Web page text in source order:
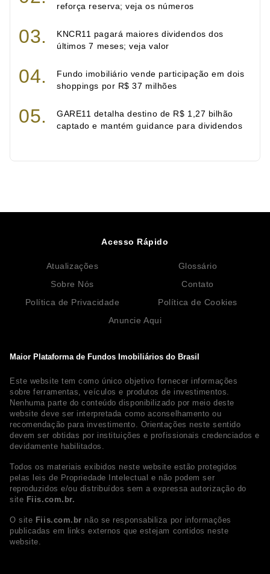
reforça reserva; veja os números
KNCR11 pagará maiores dividendos dos
últimos 7 meses; veja valor
Fundo imobiliário vende participação em dois
shoppings por R$ 37 milhões
GARE11 detalha destino de R$ 1,27 bilhão
captado e mantém guidance para dividendos
Maior Plataforma de Fundos Imobiliários do Brasil
Este website tem como único objetivo fornecer informações
sobre ferramentas, veículos e produtos de investimentos.
Nenhuma parte do conteúdo disponibilizado por meio deste
website deve ser interpretada como aconselhamento ou
recomendação para investimento. Orientações neste sentido
devem ser obtidas por instituições e profissionais credenciados e
devidamente habilitados.
Todos os materiais exibidos neste website estão protegidos
pelas leis de Propriedade Intelectual e não podem ser
reproduzidos e/ou distribuídos sem a expressa autorização do
site Fiis.com.br.
O site Fiis.com.br não se responsabiliza por informações
publicadas em links externos que estejam contidos neste
website.
Acesso Rápido
Atualizações
Glossário
Sobre Nós
Contato
Política de Privacidade
Política de Cookies
Anuncie Aqui